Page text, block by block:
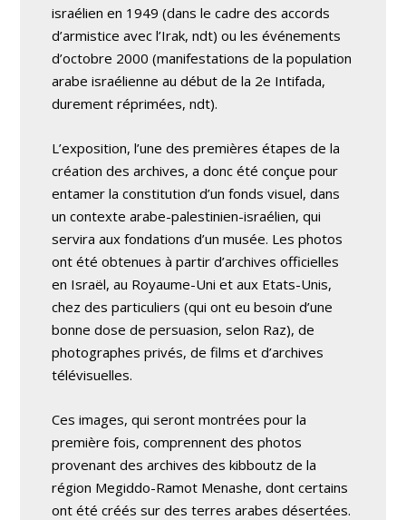
israélien en 1949 (dans le cadre des accords
d’armistice avec l’Irak, ndt) ou les événements
d’octobre 2000 (manifestations de la population
arabe israélienne au début de la 2e Intifada,
durement réprimées, ndt).
L’exposition, l’une des premières étapes de la
création des archives, a donc été conçue pour
entamer la constitution d’un fonds visuel, dans
un contexte arabe-palestinien-israélien, qui
servira aux fondations d’un musée. Les photos
ont été obtenues à partir d’archives officielles
en Israël, au Royaume-Uni et aux Etats-Unis,
chez des particuliers (qui ont eu besoin d’une
bonne dose de persuasion, selon Raz), de
photographes privés, de films et d’archives
télévisuelles.
Ces images, qui seront montrées pour la
première fois, comprennent des photos
provenant des archives des kibboutz de la
région Megiddo-Ramot Menashe, dont certains
ont été créés sur des terres arabes désertées.